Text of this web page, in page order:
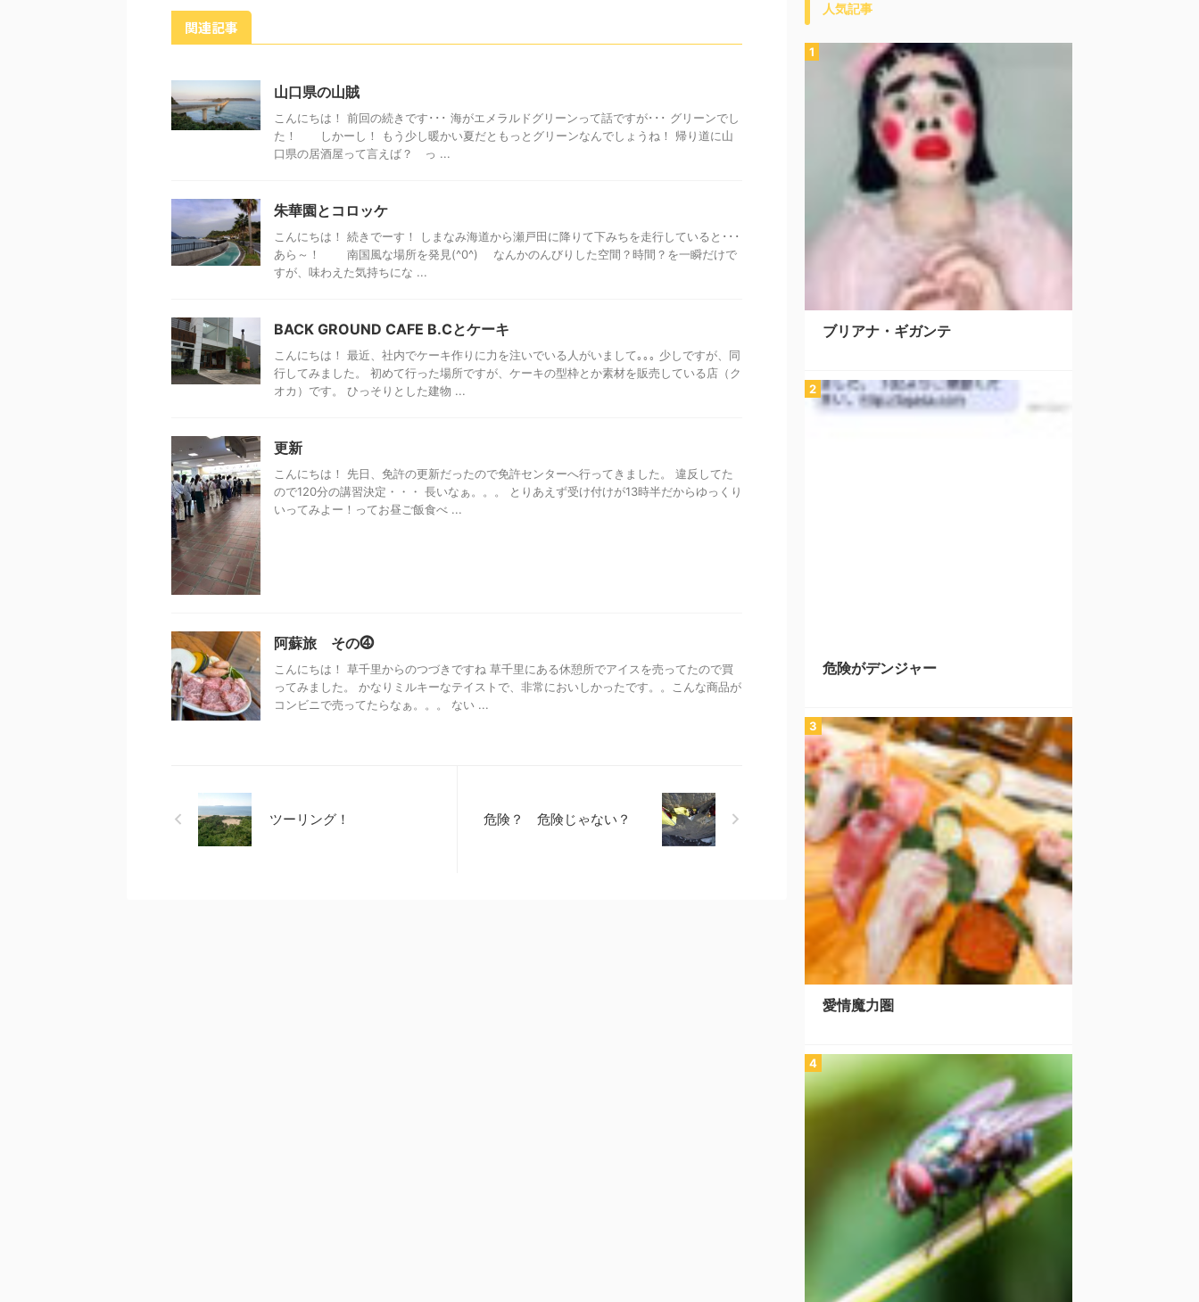
関連記事
山口県の山賊
こんにちは！ 前回の続きです･･･ 海がエメラルドグリーンって話ですが･･･ グリーンでし
た！ しかーし！ もう少し暖かい夏だともっとグリーンなんでしょうね！ 帰り道に山
口県の居酒屋って言えば？ っ ...
朱華園とコロッケ
こんにちは！ 続きでーす！ しまなみ海道から瀬戸田に降りて下みちを走行していると･･･
あら～！ 南国風な場所を発見(^0^) なんかのんびりした空間？時間？を一瞬だけで
すが、味わえた気持ちにな ...
BACK GROUND CAFE B.Cとケーキ
こんにちは！ 最近、社内でケーキ作りに力を注いでいる人がいまして｡｡｡ 少しですが、同
行してみました。 初めて行った場所ですが、ケーキの型枠とか素材を販売している店（ク
オカ）です。 ひっそりとした建物 ...
更新
こんにちは！ 先日、免許の更新だったので免許センターへ行ってきました。 違反してた
ので120分の講習決定・・・ 長いなぁ。。。 とりあえず受け付けが13時半だからゆっくり
いってみよー！ってお昼ご飯食べ ...
阿蘇旅 その⓸
こんにちは！ 草千里からのつづきですね 草千里にある休憩所でアイスを売ってたので買
ってみました。 かなりミルキーなテイストで、非常においしかったです。。こんな商品が
コンビニで売ってたらなぁ。。。 ない ...
ツーリング！ 危険？ 危険じゃない？
人気記事
ブリアナ・ギガンテ
危険がデンジャー
愛情魔力圏